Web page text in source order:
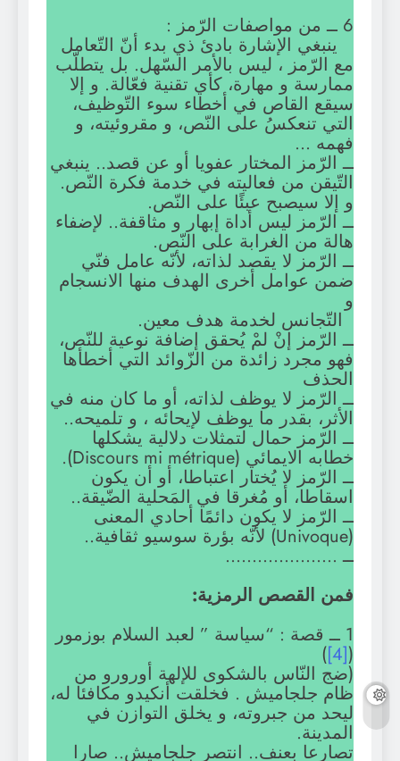
6 ــ من مواصفات الرّمز :
ينبغي الإشارة بادئ ذي بدء أنّ التّعامل
مع الرّمز ، ليس بالأمر السّهل. بل يتطلّب
ممارسة و مهارة، كأي تقنية فعّالة. و إلا
سيقع القاص في أخطاء سوء التّوظيف،
التي تنعكسُ على النّص، و مقروئيته، و
فهمه …
ــ الرّمز المختار عفويا أو عن قصد.. ينبغي
التّيقن من فعاليته في خدمة فكرة النّص.
و إلا سيصبح عبئًا على النّص.
ــ الرّمز ليس أداة إبهار و مثاقفة.. لإضفاء
هالة من الغرابة على النّص.
ــ الرّمز لا يقصد لذاته، لأنّه عامل فنّي
ضمن عوامل أخرى الهدف منها الانسجام
و
التّجانس لخدمة هدف معين.
ــ الرّمز إنْ لمْ يُحقق إضافة نوعية للنّص،
فهو مجرد زائدة من الزّوائد التي أخطأها
الحذف
ــ الرّمز لا يوظف لذاته، أو ما كان منه في
الأثر، بقدر ما يوظف لإيحائه ، و تلميحه..
ــ الرّمز حمال لتمثلات دلالية يشكلها
خطابه الايمائي (Discours mi métrique).
ــ الرّمز لا يُختار اعتباطا، أو أن يكون
اسقاطا، أو مُغرقا في المَحلية الضّيقة..
ــ الرّمز لا يكون دائمًا أحادي المعنى
(Univoque) لأنّه بؤرة سوسيو ثقافية..
ــ …………………
فمن القصص الرمزية:
1 ــ قصة : “سياسة ” لعبد السلام بوزمور
(
[4]
)
(ضج النّاس بالشكوى للإلهة أورورو من
ظام جلجاميش . فخلقت أنكيدو مكافئا له،
ليحد من جبروته، و يخلق التوازن في
المدينة.
تصارعا بعنف.. انتصر جلجاميش.. صارا